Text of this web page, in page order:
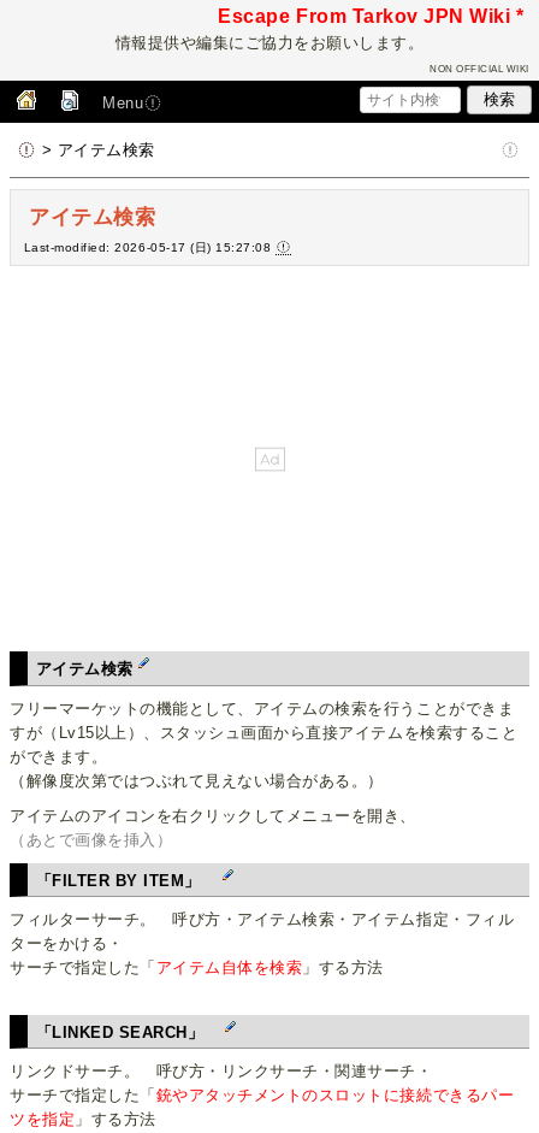
Escape From Tarkov JPN Wiki *
情報提供や編集にご協力をお願いします。
NON OFFICIAL WIKI
Menu
> アイテム検索
アイテム検索
Last-modified: 2026-05-17 (日) 15:27:08
アイテム検索
フリーマーケットの機能として、アイテムの検索を行うことができま
すが（Lv15以上）、スタッシュ画面から直接アイテムを検索すること
ができます。
（解像度次第ではつぶれて見えない場合がある。）
アイテムのアイコンを右クリックしてメニューを開き、
（あとで画像を挿入）
「FILTER BY ITEM」
フィルターサーチ。 呼び方・アイテム検索・アイテム指定・フィル
ターをかける・
サーチで指定した「 アイテム自体を検索 」する方法
「LINKED SEARCH」
リンクドサーチ。 呼び方・リンクサーチ・関連サーチ・
サーチで指定した「 銃やアタッチメントのスロットに接続できるパー
ツを指定 」する方法